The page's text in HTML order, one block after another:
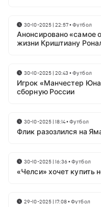
30-10-2025 | 22:57•Футбол
Анонсировано «самое
жизни Криштиану
30-10-2025 | 20:43 •Футбол
Игрок «Манчестер
сборную России
30-10-2025 | 18:14•Футбол
Флик разозлился на
30-10-2025 | 16:36•Футбол
«Челси» хочет купить
29-10-2025 | 17:08•Футбол